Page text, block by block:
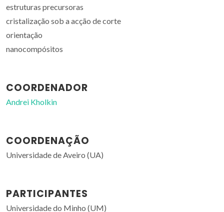
estruturas precursoras
cristalização sob a acção de corte
orientação
nanocompósitos
COORDENADOR
Andrei Kholkin
COORDENAÇÃO
Universidade de Aveiro (UA)
PARTICIPANTES
Universidade do Minho (UM)